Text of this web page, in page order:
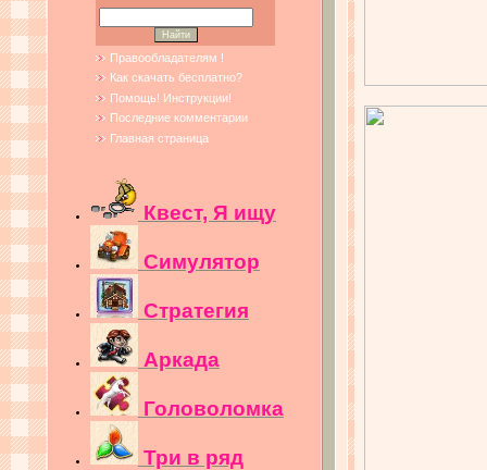
Правообладателям !
Как скачать бесплатно?
Помощь! Инструкции!
Последние комментарии
Главная страница
Квест, Я ищу
Симулятор
Стратегия
Аркада
Головоломка
Три в ряд